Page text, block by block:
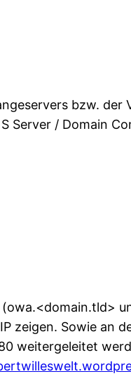
bzw. der
Server / Domain
zeigen. Sowie an
weitergeleitet